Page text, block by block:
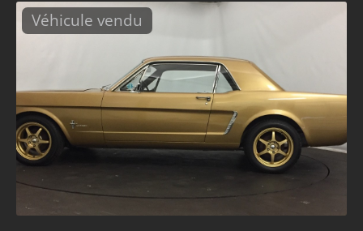
Véhicule vendu